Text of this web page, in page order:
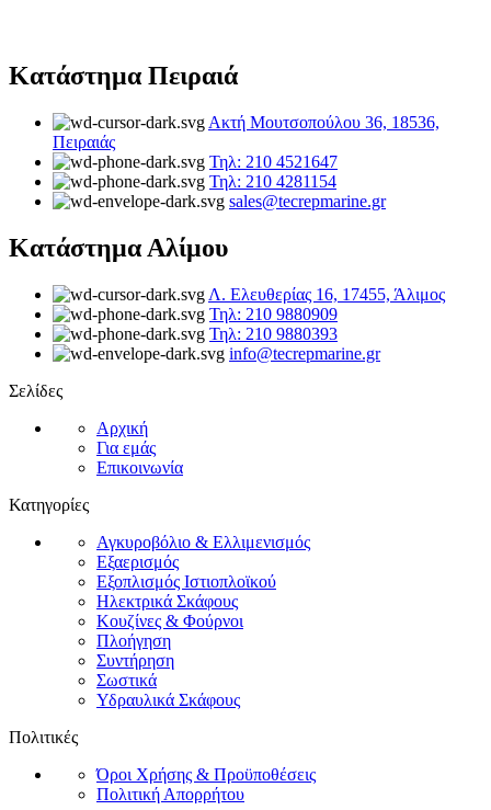
Κατάστημα Πειραιά
Ακτή Μουτσοπούλου 36, 18536,
Πειραιάς
Τηλ: 210 4521647
Τηλ: 210 4281154
sales@tecrepmarine.gr
Κατάστημα Αλίμου
Λ. Ελευθερίας 16, 17455, Άλιμος
Τηλ: 210 9880909
Τηλ: 210 9880393
info@tecrepmarine.gr
Σελίδες
Αρχική
Για εμάς
Επικοινωνία
Κατηγορίες
Αγκυροβόλιο & Ελλιμενισμός
Εξαερισμός
Εξοπλισμός Ιστιοπλοϊκού
Ηλεκτρικά Σκάφους
Κουζίνες & Φούρνοι
Πλοήγηση
Συντήρηση
Σωστικά
Υδραυλικά Σκάφους
Πολιτικές
Όροι Χρήσης & Προϋποθέσεις
Πολιτική Απορρήτου